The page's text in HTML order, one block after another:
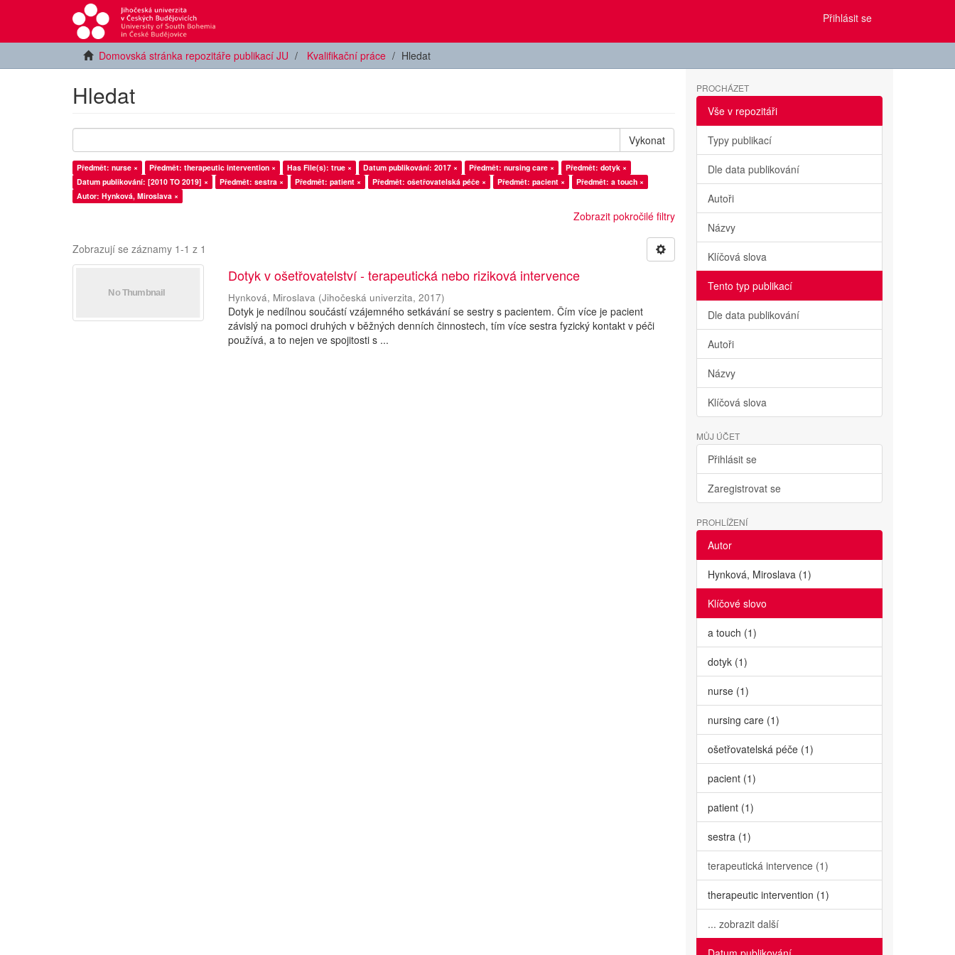
Přihlásit se
Domovská stránka repozitáře publikací JU Kvalifikační práce Hledat
Hledat
Vykonat
Předmět: nurse × Předmět: therapeutic intervention × Has File(s): true × Datum publikování: 2017 × Předmět: nursing care ×
Předmět: dotyk ×
Datum publikování: [2010 TO 2019] ×
Předmět: sestra × Předmět: patient × Předmět: ošetřovatelská péče × Předmět: pacient ×
Předmět: a touch ×
Autor: Hynková, Miroslava ×
Zobrazit pokročilé filtry
Zobrazují se záznamy 1-1 z 1
Dotyk v ošetřovatelství - terapeutická nebo riziková intervence
Hynková, Miroslava (Jihočeská univerzita,2017)
Dotyk je nedílnou součástí vzájemného setkávání se sestry s pacientem. Čím více je pacient
závislý na pomoci druhých v běžných denních činnostech, tím více sestra fyzický kontakt v péči
používá, a to nejen ve spojitosti s ...
PROCHÁZET
Vše v repozitáři
Typy publikací
Dle data publikování
Autoři
Názvy
Klíčová slova
Tento typ publikací
Dle data publikování
Autoři
Názvy
Klíčová slova
MŮJ ÚČET
Přihlásit se
Zaregistrovat se
PROHLÍŽENÍ
Autor
Hynková, Miroslava (1)
Klíčové slovo
a touch (1)
dotyk (1)
nurse (1)
nursing care (1)
ošetřovatelská péče (1)
pacient (1)
patient (1)
sestra (1)
terapeutická intervence (1)
therapeutic intervention (1)
... zobrazit další